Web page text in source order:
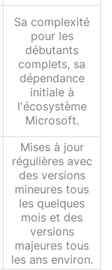
Sa complexité
pour les
débutants
complets, sa
dépendance
initiale à
l'écosystème
Microsoft.
Mises à jour
régulières avec
des versions
mineures tous
les quelques
mois et des
versions
majeures tous
les ans environ.